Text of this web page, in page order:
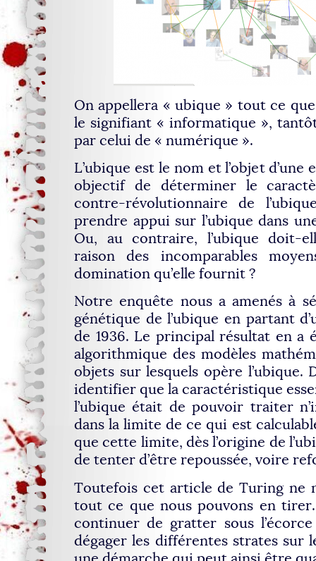
On appellera « ubique » tout ce
le signifiant « informatique »,
par celui de « numérique ».
L’ubique est le nom et l’objet
objectif de déterminer le
contre-révolutionnaire de
prendre appui sur l’ubique dans
Ou, au contraire, l’ubique doit-
raison des incomparables
domination qu’elle fournit ?
Notre enquête nous a amenés à
génétique de l’ubique en partant
de 1936. Le principal résultat en a
algorithmique des modèles
objets sur lesquels opère l’ubique.
identifier que la caractéristique
l’ubique était de pouvoir traiter
dans la limite de ce qui est
que cette limite, dès l’origine de
de tenter d’être repoussée, voire
Toutefois cet article de Turing ne
tout ce que nous pouvons en
continuer de gratter sous
dégager les différentes strates sur